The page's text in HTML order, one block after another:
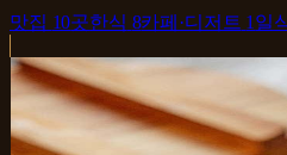
맛집 10곳한식 8카페·디저트 1 일